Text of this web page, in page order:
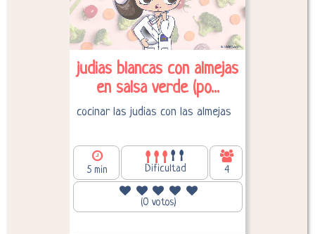
judias blancas con almejas
en salsa verde (po...
cocinar las judias con las almejas
5 min Dificultad 4
(0 votos)
Calorías por persona: